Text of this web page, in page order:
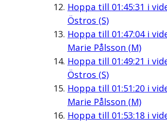
Hoppa till 01:45:31 i
Östros (S)
Hoppa till 01:47:04i
Marie Pålsson (M)
Hoppa till 01:49:21 i
Östros (S)
Hoppa till 01:51:20i
Marie Pålsson (M)
Hoppa till 01:53:18i